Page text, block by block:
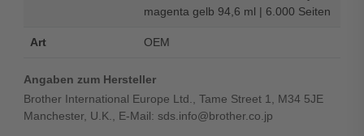
magenta gelb 94,6 ml | 6.000 Seiten
Art OEM
Angaben zum Hersteller
Brother International Europe Ltd., Tame Street 1, M34 5JE
Manchester, U.K., E-Mail: sds.info@brother.co.jp